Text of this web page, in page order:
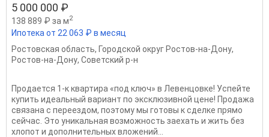
5 000 000 ₽
138 889 ₽ за м2
Ипотека от 22 063 ₽ в месяц
Ростовская область, Городской округ Ростов-на-Дону,
Ростов-на-Дону, Советский р-н
Продается 1-к квартира «под ключ» в Левенцовке! Успейте
купить идеальный вариант по эксклюзивной цене! Продажа
связана с переездом, поэтому мы готовы к сделке прямо
сейчас. Это уникальная возможность заехать и жить без
хлопот и дополнительных вложений...